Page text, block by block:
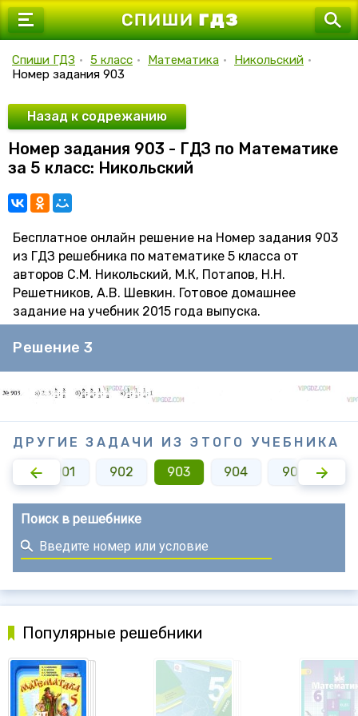
7 класс
9 класс
10 класс
11 класс
Спиши ГДЗ • 5 класс • Математика • Никольский •
Номер задания 903
Назад к содрежанию
Номер задания 903 - ГДЗ по Математике
за 5 класс: Никольский
Бесплатное онлайн решение на Номер задания 903
из ГДЗ решебника по математике 5 класса от
авторов С.М. Никольский, М.К, Потапов, Н.Н.
Решетников, А.В. Шевкин. Готовое домашнее
задание на учебник 2015 года выпуска.
Решение 3
ДРУГИЕ ЗАДАЧИ ИЗ ЭТОГО УЧЕБНИКА
901 902 903 904 905
Поиск в решебнике
Популярные решебники